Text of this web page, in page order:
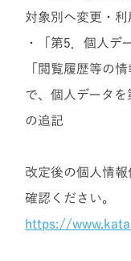
対象別へ変更・
・「第5．個人デ
「閲覧履歴等の
で、個人データを
の追記
改定後の個人情
確認ください。
https://